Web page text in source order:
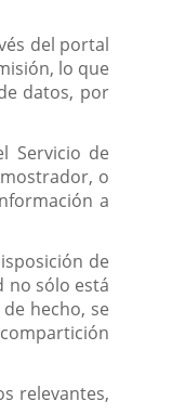
del portal
lo que
datos, por
Servicio de
o
a
de
no sólo está
hecho, se
relevantes,